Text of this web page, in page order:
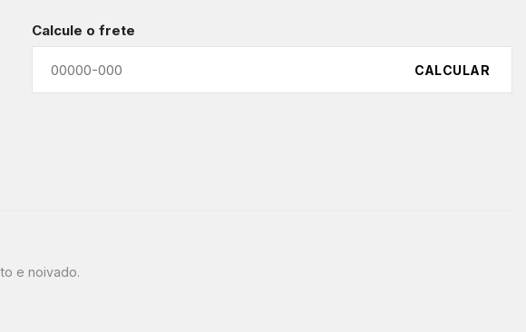
Calcule o frete
CALCULAR
e noivado.